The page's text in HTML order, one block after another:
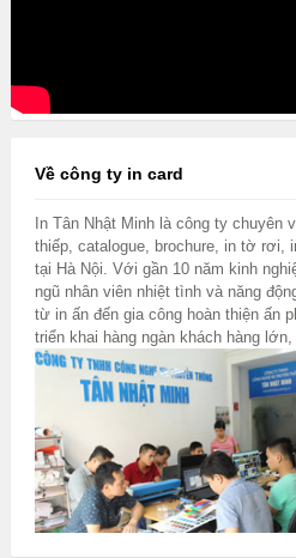
Về công ty in card
In Tân Nhật Minh là công ty chuyên
thiếp, catalogue, brochure, in tờ rơi,
tại Hà Nội. Với gần 10 năm kinh
ngũ nhân viên nhiệt tình và năng
từ in ấn đến gia công hoàn thiện ấn
triển khai hàng ngàn khách hàng